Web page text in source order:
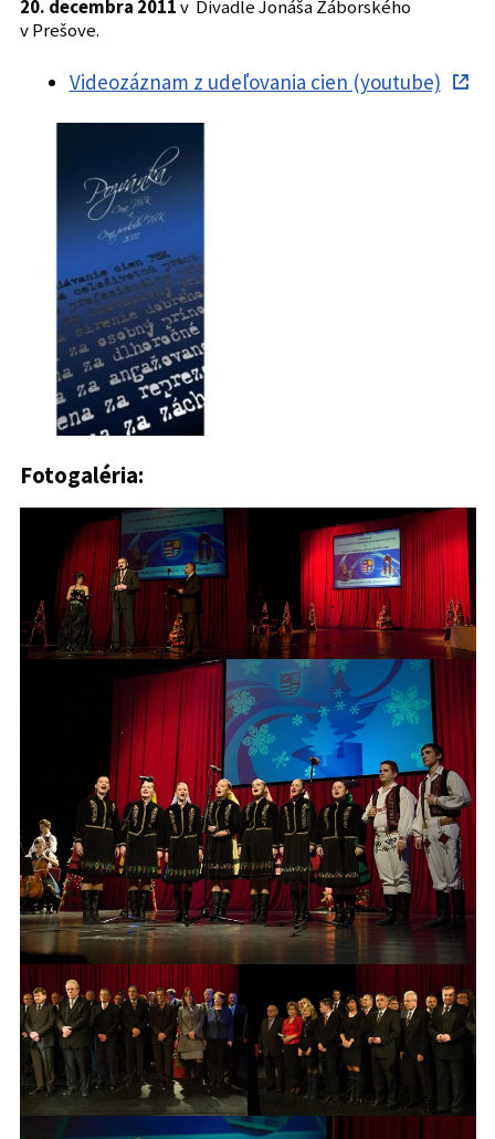
20. decembra 2011v Divadle Jonáša Záborského
v Prešove.
Videozáznam z udeľovania cien (youtube)
Fotogaléria: